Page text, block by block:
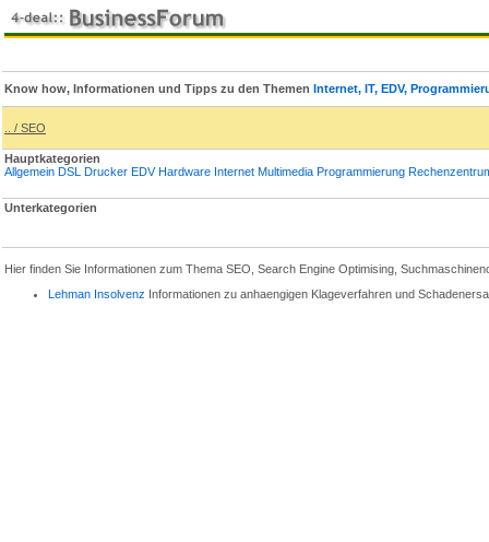
Know how, Informationen und Tipps zu den Themen Internet, IT, EDV,
.. / SEO
Hauptkategorien
Allgemein DSL Drucker EDV Hardware Internet Multimedia Programmierung
Unterkategorien
Hier finden Sie Informationen zum Thema SEO, Search Engine Optimising,
Lehman Insolvenz Informationen zu anhaengigen Klageverfahren und